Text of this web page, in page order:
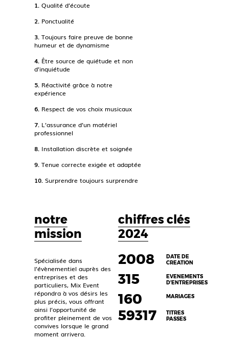
1. Qualité d’écoute
2. Ponctualité
3. Toujours faire preuve de bonne
humeur et de dynamisme
4. Être source de quiétude et non
d’inquiétude
5. Réactivité grâce à notre
expérience
6. Respect de vos choix musicaux
7. L’assurance d’un matériel
professionnel
8. Installation discrète et soignée
9. Tenue correcte exigée et adaptée
10. Surprendre toujours surprendre
notre
mission
Spécialisée dans
l’évènementiel auprès des
entreprises et des
particuliers, Mix Event
répondra à vos désirs les
plus précis, vous offrant
ainsi l’opportunité de
profiter pleinement de vos
convives lorsque le grand
moment arrivera.
chiffres clés
2024
2008
DATE DE
CREATION
315
EVENEMENTS
D’ENTREPRISES
160 MARIAGES
59317
TITRES
PASSES